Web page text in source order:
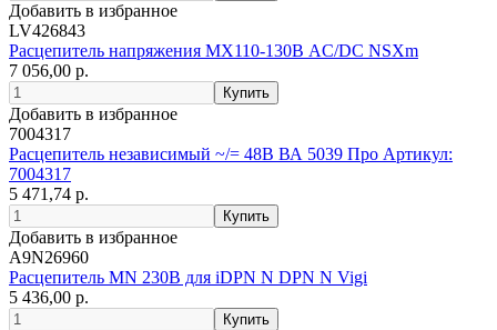
Добавить в избранное
LV426843
Расцепитель напряжения MX110-130В AC/DC NSXm
7 056,00 р.
Добавить в избранное
7004317
Расцепитель независимый ~/= 48B ВА 5039 Про Артикул:
7004317
5 471,74 р.
Добавить в избранное
A9N26960
Расцепитель MN 230В для iDPN N DPN N Vigi
5 436,00 р.